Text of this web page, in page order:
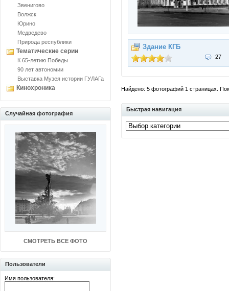
Звенигово
Волжск
Юрино
Медведево
Природа республики
Тематические серии
К 65-летию Победы
90 лет автономии
Выставка Музея истории ГУЛАГа
Кинохроника
Случайная фотография
СМОТРЕТЬ ВСЕ ФОТО
Пользователи
Имя пользователя:
Здание КГБ
27
Найдено: 5 фотографий 1 страницах.
Быстрая навигация